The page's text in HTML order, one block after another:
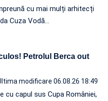
cu mai mulți arhitecți
Cuza Vodă…
Petrolul Berca out
modificare 06.08.26 18:49
cu capul sus Cupa României,